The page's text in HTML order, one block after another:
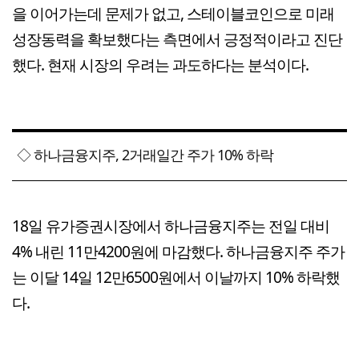
을 이어가는데 문제가 없고, 스테이블코인으로 미래
성장동력을 확보했다는 측면에서 긍정적이라고 진단
했다. 현재 시장의 우려는 과도하다는 분석이다.
◇ 하나금융지주, 2거래일간 주가 10% 하락
18일 유가증권시장에서 하나금융지주는 전일 대비
4% 내린 11만4200원에 마감했다. 하나금융지주 주가
는 이달 14일 12만6500원에서 이날까지 10% 하락했
다.